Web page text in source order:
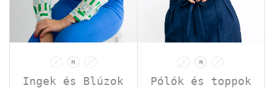
M
Ingek és Blúzok
M
Pólók és toppok